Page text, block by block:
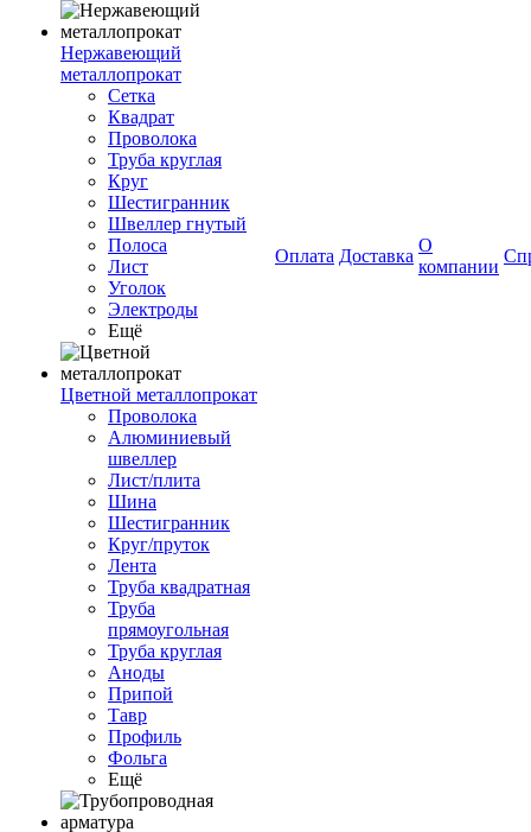
Нержавеющий
металлопрокат
Сетка
Квадрат
Проволока
Труба круглая
Круг
Шестигранник
Швеллер гнутый
Полоса
Лист
Уголок
Электроды
Ещё
Цветной металлопрокат
Проволока
Алюминиевый
швеллер
Лист/плита
Шина
Шестигранник
Круг/пруток
Лента
Труба квадратная
Труба
прямоугольная
Труба круглая
Аноды
Припой
Тавр
Профиль
Фольга
Ещё
Оплата Доставка
О
компании